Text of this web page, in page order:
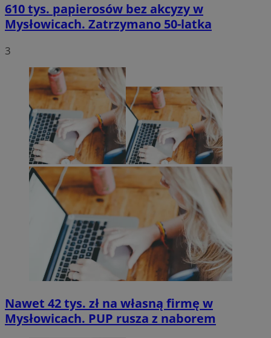
610 tys. papierosów bez akcyzy w
Mysłowicach. Zatrzymano 50-latka
3
Nawet 42 tys. zł na własną firmę w
Mysłowicach. PUP rusza z naborem